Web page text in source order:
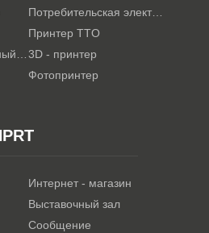
Потребительская электроника
Принтер TTO
Цифровой текстильный принтер3D - принтер
Фотопринтер
Интернет - магазин
Выставочный зал
Сообщение